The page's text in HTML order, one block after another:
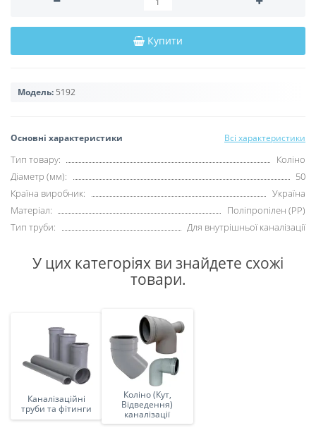
Купити
Модель: 5192
Основні характеристики Всі характеристики
Тип товару:
Коліно
Діаметр (мм):
50
Країна виробник:
Україна
Матеріал:
Поліпропілен (PP)
Тип труби:
Для внутрішньої каналізації
У цих категоріях ви знайдете схожі
товари.
Каналізаційні
труби та фітинги
Коліно (Кут,
Відведення)
каналізації